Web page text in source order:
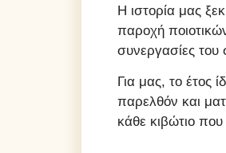
Η ιστορία μας
παροχή
συνεργασίες του
Για μας, το έτος
παρελθόν και
κάθε κιβώτιο